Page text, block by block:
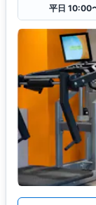
平日 10:00